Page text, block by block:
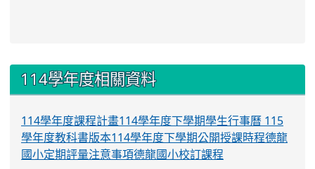
::: 114學年度相關資料
114學年度課程計畫114學年度下學期學生行事曆 115
學年度教科書版本114學年度下學期公開授課時程德龍
國小定期評量注意事項德龍國小校訂課程